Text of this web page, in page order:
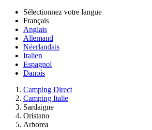
Sélectionnez votre langue
Français
Anglais
Allemand
Néerlandais
Italien
Espagnol
Danois
Camping Direct
Camping Italie
Sardaigne
Oristano
Arborea